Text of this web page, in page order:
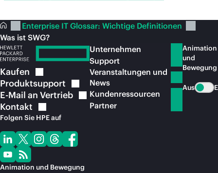
Enterprise IT Glossar: Wichtige Definitionen
Was ist SWG?
Kaufen
Produktsupport
E-Mail an Vertrieb
Kontakt
Folgen Sie HPE auf
Animation und Bewegung
Unternehmen
Support
Veranstaltungen und
News
Kundenressourcen
Partner
Animation
und
Bewegung
Aus